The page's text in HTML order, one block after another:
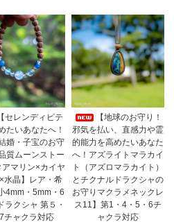
【セレンディピテ
たいあなたへ！
婚・子宝のお守
質ムーンストー
アマリン×カイヤ
水晶】レア・希
4mm・5mm・6
ラクシャ 第５・
チャクラ対応
【地球のお守り！
邪気を払い、直感力や霊
的能力を高めたいあなた
へ！アズライトマラカイ
ト（アズロマラカイト）
とチクナルドラクシャの
お守りマクラメネックレ
ス11】第1・4・5・6チ
ャクラ対応